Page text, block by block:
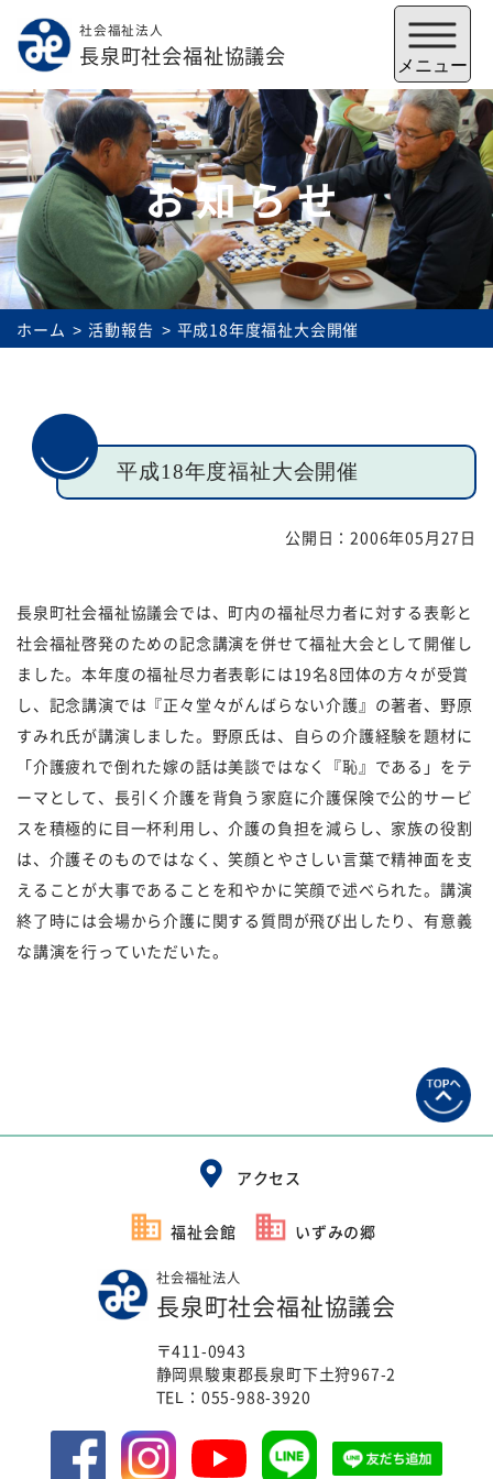
社会福祉法人
長泉町社会福祉協議会 メニュー
メニューを閉じる
社協とは サービス
規約・様式
採用 あゆみ（沿革）
お問い合せ お知らせ
行事予定 リンク
プライバシーポリシー
カスタマーハラスメントに
対する基本方針
免責事項
お知らせ
ホーム 活動報告 平成18年度福祉大会開催
平成18年度福祉大会開催
公開日：2006年05月27日
長泉町社会福祉協議会では、町内の福祉尽力者に対する表彰と
社会福祉啓発のための記念講演を併せて福祉大会として開催し
ました。本年度の福祉尽力者表彰には19名8団体の方々が受賞
し、記念講演では『正々堂々がんばらない介護』の著者、野原
すみれ氏が講演しました。野原氏は、自らの介護経験を題材に
「介護疲れで倒れた嫁の話は美談ではなく『恥』である」をテ
ーマとして、長引く介護を背負う家庭に介護保険で公的サービ
スを積極的に目一杯利用し、介護の負担を減らし、家族の役割
は、介護そのものではなく、笑顔とやさしい言葉で精神面を支
えることが大事であることを和やかに笑顔で述べられた。講演
終了時には会場から介護に関する質問が飛び出したり、有意義
な講演を行っていただいた。
アクセス
福祉会館 いずみの郷
社会福祉法人
長泉町社会福祉協議会
〒411-0943
静岡県駿東郡長泉町下土狩967-2
TEL： 055-988-3920